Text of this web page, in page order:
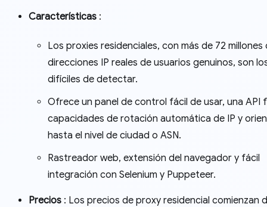
Características :
Los proxies residenciales, con más de 72 millones
direcciones IP reales de usuarios genuinos, son
difíciles de detectar.
Ofrece un panel de control fácil de usar, una API
capacidades de rotación automática de IP y
hasta el nivel de ciudad o ASN.
Rastreador web, extensión del navegador y fácil
integración con Selenium y Puppeteer.
Precios : Los precios de proxy residencial comienzan